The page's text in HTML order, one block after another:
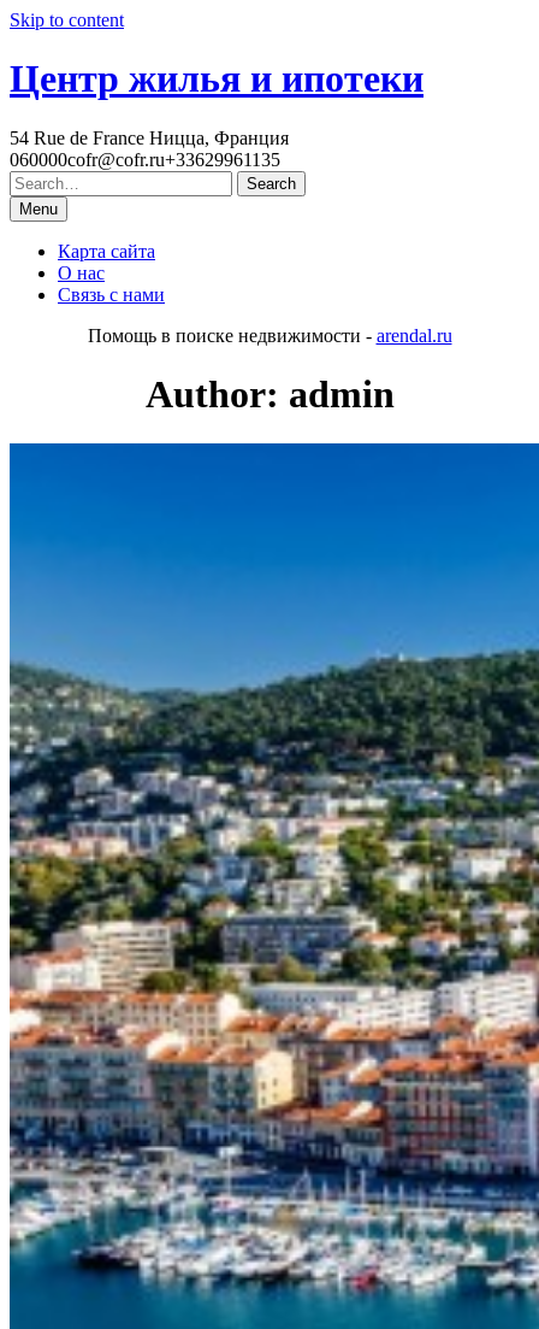
Skip to content
Центр жилья и ипотеки
54 Rue de France Ницца, Франция
060000cofr@cofr.ru+33629961135
Menu
Карта сайта
О нас
Связь с нами
Помощь в поиске недвижимости - arendal.ru
Author: admin